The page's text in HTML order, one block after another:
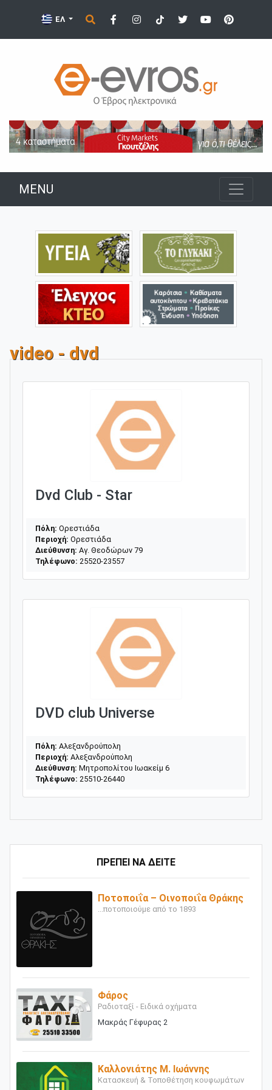
ΕΛ
MENU
ΠΡΕΠΕΙ ΝΑ ΔΕΙΤΕ
Ποτοποιΐα – Οινοποιΐα Θράκης
...ποτοποιούμε από το 1893
Φάρος
Ραδιοταξί - Ειδικά οχήματα
Μακράς Γέφυρας 2
Καλλονιάτης Μ. Ιωάννης
Κατασκευή & Τοποθέτηση κουφωμάτων
video - dvd
Dvd Club - Star
Πόλη: Ορεστιάδα
Περιοχή: Ορεστιάδα
Διεύθυνση: Αγ. Θεοδώρων 79
Τηλέφωνο: 25520-23557
DVD club Universe
Πόλη: Αλεξανδρούπολη
Περιοχή: Αλεξανδρούπολη
Διεύθυνση: Μητροπολίτου Ιωακείμ 6
Τηλέφωνο: 25510-26440